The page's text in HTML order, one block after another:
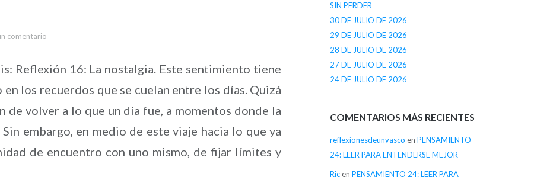
comentario
Reflexión 16: La nostalgia. Este sentimiento tiene
los recuerdos que se cuelan entre los días. Quizá
de volver a lo que un día fue, a momentos donde la
embargo, en medio de este viaje hacia lo que ya
de encuentro con uno mismo, de fijar límites y
SIN PERDER
30 DE JULIO DE 2026
29 DE JULIO DE 2026
28 DE JULIO DE 2026
27 DE JULIO DE 2026
24 DE JULIO DE 2026
COMENTARIOS MÁS RECIENTES
reflexionesdeunvasco en PENSAMIENTO
24: LEER PARA ENTENDERSE MEJOR
Ricen PENSAMIENTO 24: LEER PARA